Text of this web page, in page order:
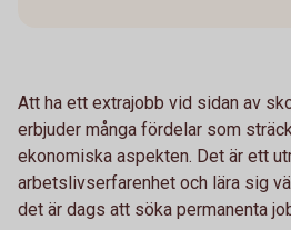
Att ha ett extrajobb vid sidan av
erbjuder många fördelar som
ekonomiska aspekten. Det är ett
arbetslivserfarenhet och lära sig
det är dags att söka permanenta